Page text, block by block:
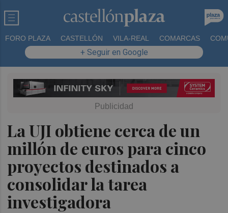
FORO PLAZA CASTELLÓN VILA-REAL COMARCAS
+ Seguir en Google
La UJI obtiene cerca de un
millón de euros para cinco
proyectos destinados a
consolidar la tarea
investigadora